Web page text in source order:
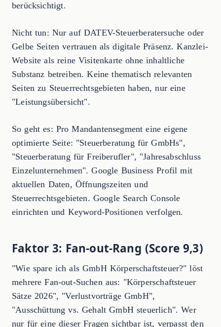
berücksichtigt.
Nicht tun: Nur auf DATEV-Steuerberatersuche oder
Gelbe Seiten vertrauen als digitale Präsenz. Kanzlei-
Website als reine Visitenkarte ohne inhaltliche
Substanz betreiben. Keine thematisch relevanten
Seiten zu Steuerrechtsgebieten haben, nur eine
"Leistungsübersicht".
So geht es: Pro Mandantensegment eine eigene
optimierte Seite: "Steuerberatung für GmbHs",
"Steuerberatung für Freiberufler", "Jahresabschluss
Einzelunternehmen". Google Business Profil mit
aktuellen Daten, Öffnungszeiten und
Steuerrechtsgebieten. Google Search Console
einrichten und Keyword-Positionen verfolgen.
Faktor 3: Fan-out-Rang (Score 9,3)
"Wie spare ich als GmbH Körperschaftsteuer?" löst
mehrere Fan-out-Suchen aus: "Körperschaftsteuer
Sätze 2026", "Verlustvorträge GmbH",
"Ausschüttung vs. Gehalt GmbH steuerlich". Wer
nur für eine dieser Fragen sichtbar ist, verpasst den